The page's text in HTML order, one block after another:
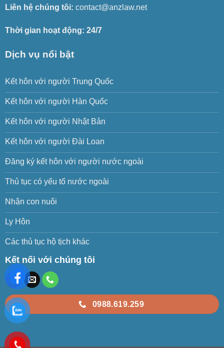
Liên hệ chúng tôi: contact@anzlaw.net
Thời gian hoạt động: 24/7
Dịch vụ nổi bật
Kết hôn với người Trung Quốc
Kết hôn với người Hàn Quốc
Kết hôn với người Nhật Bản
Kết hôn với người Đài Loan
Đăng ký kết hôn với người nước ngoài
Thủ tục có yếu tố nước ngoài
Nhận con nuôi
Ly Hôn
Các thủ tục hộ tịch khác
Kết nối với chúng tôi
0988.619.259